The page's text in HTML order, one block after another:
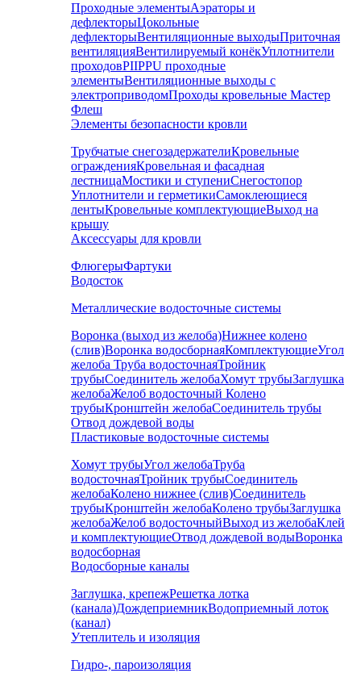
Проходные элементыАэраторы и
дефлекторыЦокольные
дефлекторыВентиляционные выходыПриточная
вентиляцияВентилируемый конёкУплотнители
проходовPIIPPU проходные
элементыВентиляционные выходы с
электроприводомПроходы кровельные Мастер
Флеш
Элементы безопасности кровли
Трубчатые снегозадержателиКровельные
огражденияКровельная и фасадная
лестницаМостики и ступениСнегостопор
Уплотнители и герметикиСамоклеющиеся
лентыКровельные комплектующиеВыход на
крышу
Аксессуары для кровли
ФлюгерыФартуки
Водосток
Металлические водосточные системы
Воронка (выход из желоба)Нижнее колено
(слив)Воронка водосборнаяКомплектующиеУгол
желоба Труба водосточнаяТройник
трубыСоединитель желобаХомут трубыЗаглушка
желобаЖелоб водосточный Колено
трубыКронштейн желобаСоединитель трубы
Отвод дождевой воды
Пластиковые водосточные системы
Хомут трубыУгол желобаТруба
водосточнаяТройник трубыСоединитель
желобаКолено нижнее (слив)Соединитель
трубыКронштейн желобаКолено трубыЗаглушка
желобаЖелоб водосточныйВыход из желобаКлей
и комплектующиеОтвод дождевой водыВоронка
водосборная
Водосборные каналы
Заглушка, крепежРешетка лотка
(канала)ДождеприемникВодоприемный лоток
(канал)
Утеплитель и изоляция
Гидро-, пароизоляция